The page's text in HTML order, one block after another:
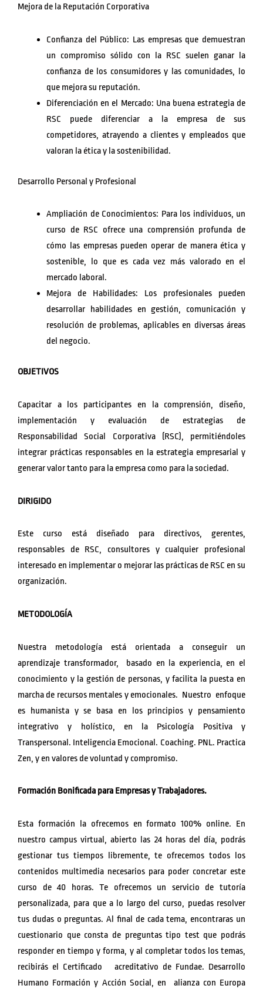
Mejora de la Reputación Corporativa
Confianza del Público: Las empresas que demuestran
un compromiso sólido con la RSC suelen ganar la
confianza de los consumidores y las comunidades, lo
que mejora su reputación.
Diferenciación en el Mercado: Una buena estrategia de
RSC puede diferenciar a la empresa de sus
competidores, atrayendo a clientes y empleados que
valoran la ética y la sostenibilidad.
Desarrollo Personal y Profesional
Ampliación de Conocimientos: Para los individuos, un
curso de RSC ofrece una comprensión profunda de
cómo las empresas pueden operar de manera ética y
sostenible, lo que es cada vez más valorado en el
mercado laboral.
Mejora de Habilidades: Los profesionales pueden
desarrollar habilidades en gestión, comunicación y
resolución de problemas, aplicables en diversas áreas
del negocio.
OBJETIVOS
Capacitar a los participantes en la comprensión, diseño,
implementación y evaluación de estrategias de
Responsabilidad Social Corporativa (RSC), permitiéndoles
integrar prácticas responsables en la estrategia empresarial y
generar valor tanto para la empresa como para la sociedad.
DIRIGIDO
Este curso está diseñado para directivos, gerentes,
responsables de RSC, consultores y cualquier profesional
interesado en implementar o mejorar las prácticas de RSC en su
organización.
METODOLOGÍA
Nuestra metodología está orientada a conseguir un
aprendizaje transformador, basado en la experiencia, en el
conocimiento y la gestión de personas, y facilita la puesta en
marcha de recursos mentales y emocionales. Nuestro enfoque
es humanista y se basa en los principios y pensamiento
integrativo y holístico, en la Psicología Positiva y
Transpersonal. Inteligencia Emocional. Coaching. PNL. Practica
Zen, y en valores de voluntad y compromiso.
Formación Bonificada para Empresas y Trabajadores.
Esta formación la ofrecemos en formato 100% online. En
nuestro campus virtual, abierto las 24 horas del día, podrás
gestionar tus tiempos libremente, te ofrecemos todos los
contenidos multimedia necesarios para poder concretar este
curso de 40 horas. Te ofrecemos un servicio de tutoría
personalizada, para que a lo largo del curso, puedas resolver
tus dudas o preguntas. Al final de cada tema, encontraras un
cuestionario que consta de preguntas tipo test que podrás
responder en tiempo y forma, y al completar todos los temas,
recibirás el Certificado acreditativo de Fundae. Desarrollo
Humano Formación y Acción Social, en alianza con Europa